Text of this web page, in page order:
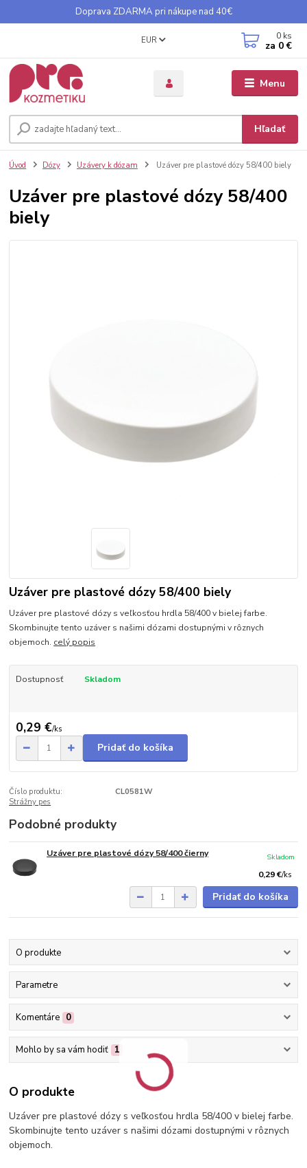
Doprava ZDARMA pri nákupe nad 40€
Menu
EUR
Hľadať
0 ks
za 0 €
Úvod Dózy Uzávery k dózam Uzáver pre plastové dózy 58/400 biely
Uzáver pre plastové dózy 58/400
biely
Uzáver pre plastové dózy 58/400 biely
Uzáver pre plastové dózy s veľkosťou hrdla 58/400 v bielej farbe.
Skombinujte tento uzáver s našimi dózami dostupnými v rôznych
objemoch. celý popis
Dostupnosť Skladom
0,29 €/ks
Pridať do košíka
Číslo produktu:
CL0581W
Strážny pes
Podobné produkty
Uzáver pre plastové dózy 58/400 čierny
0,29 €/ks
Skladom
Pridať do košíka
O produkte
Parametre
Komentáre 0
Mohlo by sa vám hodiť 1
O produkte
Uzáver pre plastové dózy s veľkosťou hrdla 58/400 v bielej farbe.
Skombinujte tento uzáver s našimi dózami dostupnými v rôznych
objemoch.